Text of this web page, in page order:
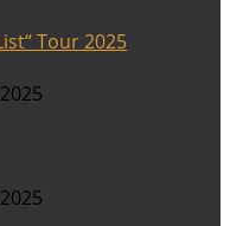
Tour 2025